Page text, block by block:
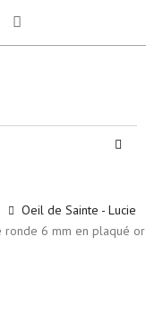
Oeil de Sainte - Lucie
ronde 6 mm en plaqué or